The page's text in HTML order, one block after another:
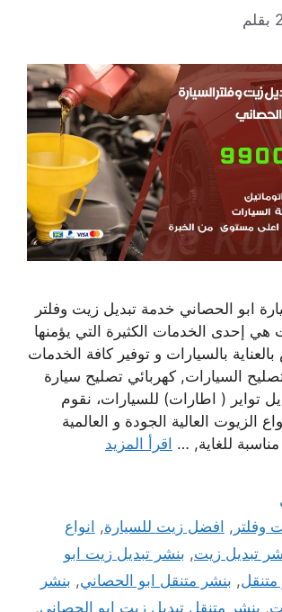
بقلم
ابو الحصاني خدمة تبديل زيت وفلتر
هي إحدى الخدمات الكثيرة التي يؤمنها
بالسيارات و توفير كافة الخدمات
السيارات, كهربائي تصليح سيارة
تواير ( اطارات) للسيارات، نقوم
الزيوت العالية الجودة و العالمية
للغاية, … اقرأ المزيد
وفلتر , افضل زيت للسيارة, انواع
تبديل زيت, بنشر تبديل زيت ابو
متنقل, بنشر متنقل ابو الحصاني, بنشر
, بنشر متنقل تبديل زيت ابو الحصاني,